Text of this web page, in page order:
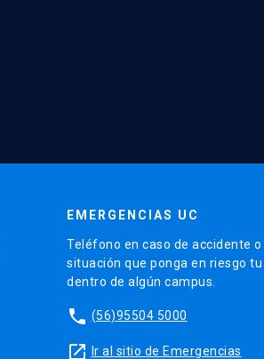
EMERGENCIAS UC
Teléfono en caso de accidente o
situación que ponga en riesgo tu
dentro de algún campus.
phone (56)95504 5000
launch Ir al sitio de Emergencias